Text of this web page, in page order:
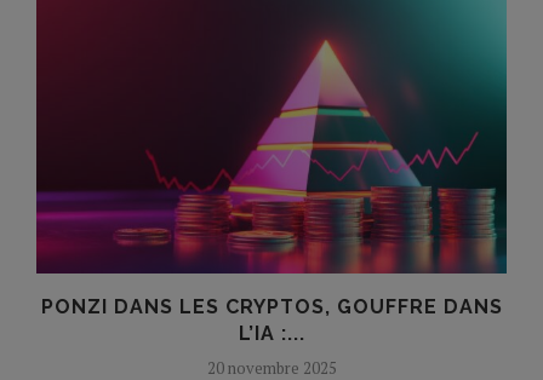
PONZI DANS LES CRYPTOS, GOUFFRE DANS
L’IA :...
20 novembre 2025